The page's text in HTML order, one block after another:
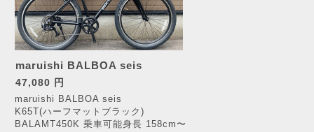
maruishi BALBOA seis
47,080 円
maruishi BALBOA seis
K65T(ハーフマットブラック)
BALAMT450K 乗車可能身長 158cm〜